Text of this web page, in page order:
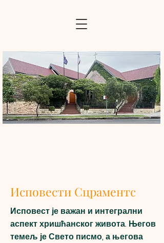
Исповести Сцраментс
Исповест је важан и интегрални
аспект хришћанског живота. Његов
темељ је Свето писмо, а његова